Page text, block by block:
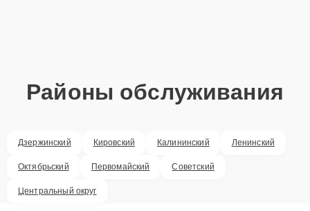
Районы обслуживания
Дзержинский Кировский Калининский Ленинский
Октябрьский Первомайский Советский
Центральный округ